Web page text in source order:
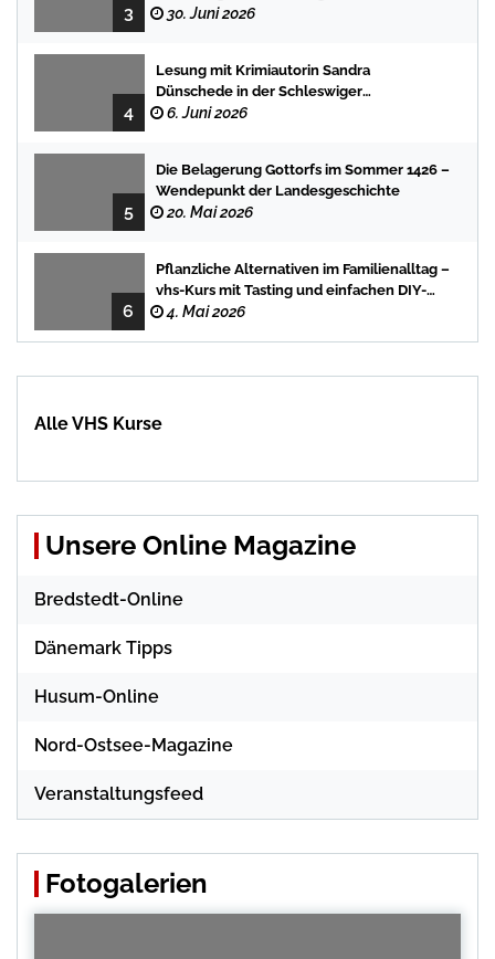
3
Programm für Kinder und Jugendliche
30. Juni 2026
4
Lesung mit Krimiautorin Sandra
Dünschede in der Schleswiger
Stadtbücherei
6. Juni 2026
5
Die Belagerung Gottorfs im Sommer 1426 –
Wendepunkt der Landesgeschichte
20. Mai 2026
6
Pflanzliche Alternativen im Familienalltag –
vhs-Kurs mit Tasting und einfachen DIY-
Rezepten
4. Mai 2026
Alle VHS Kurse
Unsere Online Magazine
Bredstedt-Online
Dänemark Tipps
Husum-Online
Nord-Ostsee-Magazine
Veranstaltungsfeed
Fotogalerien